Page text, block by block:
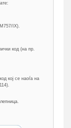
IX).
код (на пр.
кој се наоѓа на